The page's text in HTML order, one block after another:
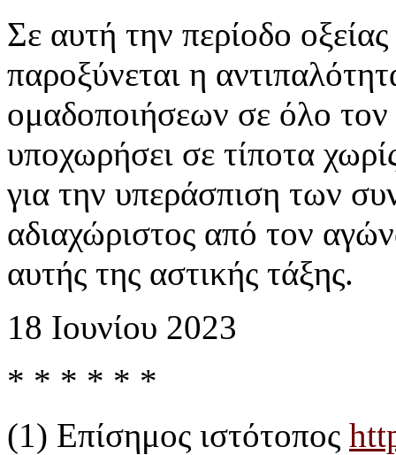
Σε αυτή την περίοδο
παροξύνεται η
ομαδοποιήσεων σε όλο
υποχωρήσει σε τίποτα
για την υπεράσπιση των
αδιαχώριστος από τον
αυτής της αστικής τάξης.
18 Ιουνίου 2023
* * * * * *
(1) Επίσημος ιστότοπος